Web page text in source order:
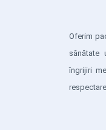
Oferim
sănătate
îngrijiri